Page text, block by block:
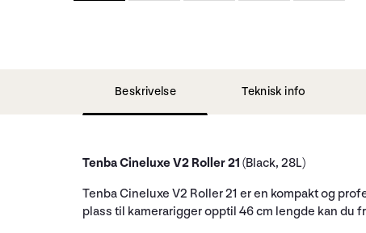
Beskrivelse Teknisk info
Tenba Cineluxe V2 Roller 21 (Black, 28L)
Tenba Cineluxe V2 Roller 21 er en kompakt og
plass til kamerarigger opptil 46 cm lengde kan du